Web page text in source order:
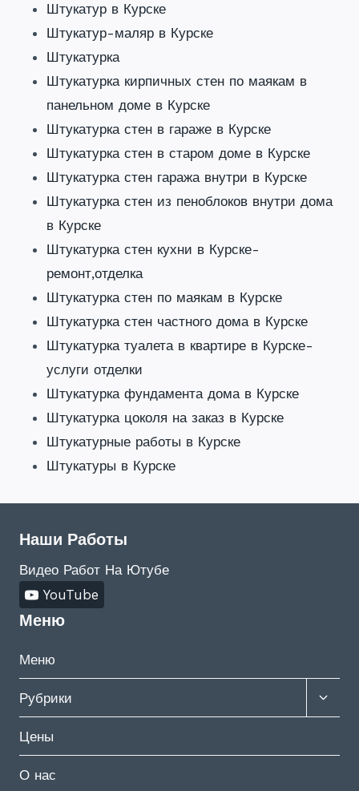
Штукатур в Курске
Штукатур-маляр в Курске
Штукатурка
Штукатурка кирпичных стен по маякам в
панельном доме в Курске
Штукатурка стен в гараже в Курске
Штукатурка стен в старом доме в Курске
Штукатурка стен гаража внутри в Курске
Штукатурка стен из пеноблоков внутри дома
в Курске
Штукатурка стен кухни в Курске-
ремонт,отделка
Штукатурка стен по маякам в Курске
Штукатурка стен частного дома в Курске
Штукатурка туалета в квартире в Курске-
услуги отделки
Штукатурка фундамента дома в Курске
Штукатурка цоколя на заказ в Курске
Штукатурные работы в Курске
Штукатуры в Курске
Наши Работы
Видео Работ На Ютубе
YouTube
Меню
Меню
Рубрики
Цены
О нас